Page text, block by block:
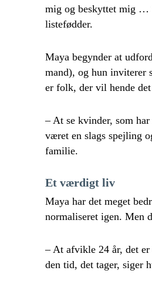
mig og beskyttet mig …
listefødder.
Maya begynder at
mand), og hun inviterer
er folk, der vil hende
– At se kvinder, som
været en slags spejling
familie.
Et værdigt liv
Maya har det meget
normaliseret igen. Men
– At afvikle 24 år, det
den tid, det tager, siger